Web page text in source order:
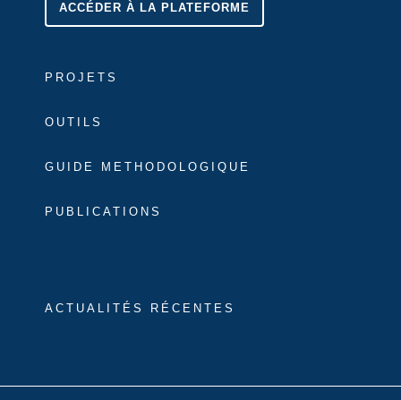
ACCÉDER À LA PLATEFORME
PROJETS
OUTILS
GUIDE METHODOLOGIQUE
PUBLICATIONS
ACTUALITÉS RÉCENTES